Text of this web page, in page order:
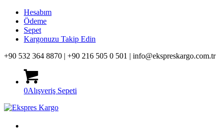
Hesabım
Ödeme
Sepet
Kargonuzu Takip Edin
+90 532 364 8870 | +90 216 505 0 501 | info@ekspreskargo.com.tr
0Alışveriş Sepeti